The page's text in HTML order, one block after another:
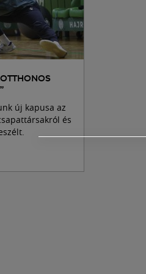
új kapusa az
és